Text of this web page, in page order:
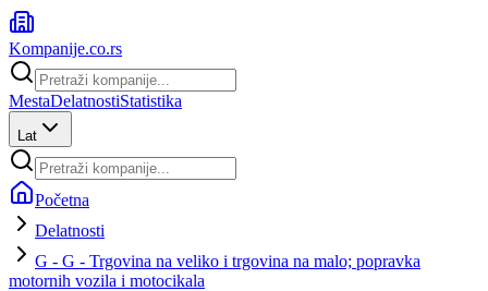
Kompanije.co.rs
MestaDelatnostiStatistika
Lat
Početna
Delatnosti
G - G - Trgovina na veliko i trgovina na malo; popravka
motornih vozila i motocikala